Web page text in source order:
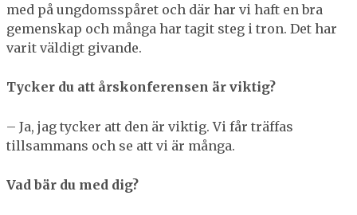
med på ungdomsspåret och där har vi haft en bra
gemenskap och många har tagit steg i tron. Det har
varit väldigt givande.
Tycker du att årskonferensen är viktig?
– Ja, jag tycker att den är viktig. Vi får träffas
tillsammans och se att vi är många.
Vad bär du med dig?